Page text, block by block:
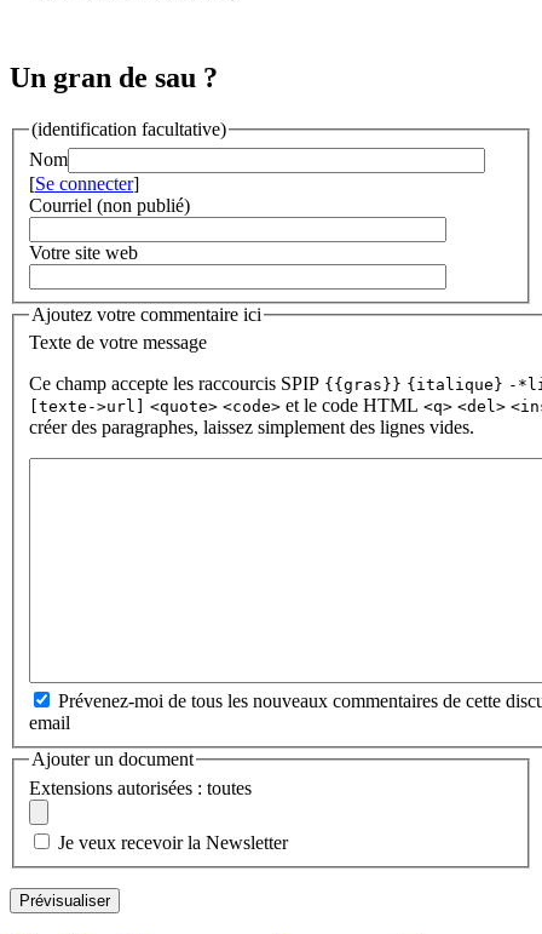
Un gran de sau ?
(identification facultative)
Nom
[Se connecter]
Courriel (non publié)
Votre site web
Ajoutez votre commentaire ici
Texte de votre message
Ce champ accepte les raccourcis SPIP {{gras}} {italique} -
[texte->url]
<quote> <code> et le code HTML <q> <del>
créer des paragraphes, laissez simplement des lignes vides.
Prévenez-moi de tous les nouveaux commentaires de cette
email
Ajouter un document
Extensions autorisées : toutes
Je veux recevoir la Newsletter